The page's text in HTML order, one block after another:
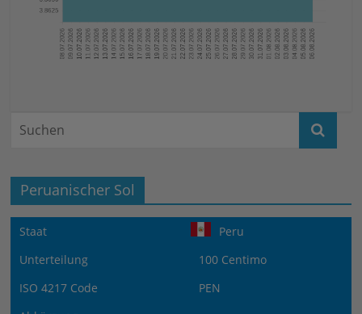
Peruanischer Sol
Staat
Peru
Unterteilung
100 Centimo
ISO 4217 Code
PEN